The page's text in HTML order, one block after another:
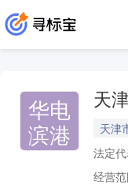
华电
滨港
天
天津
法定代
经营范